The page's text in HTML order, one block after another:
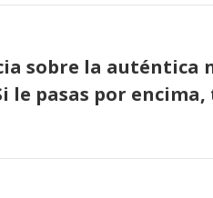
sobre la auténtica
le pasas por